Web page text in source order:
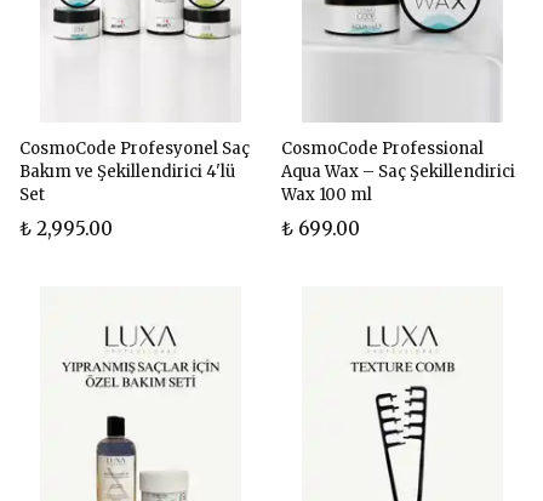
CosmoCode Profesyonel Saç
Bakım ve Şekillendirici 4'lü
Set
₺ 2,995.00
CosmoCode Professional
Aqua Wax – Saç Şekillendirici
Wax 100 ml
₺ 699.00